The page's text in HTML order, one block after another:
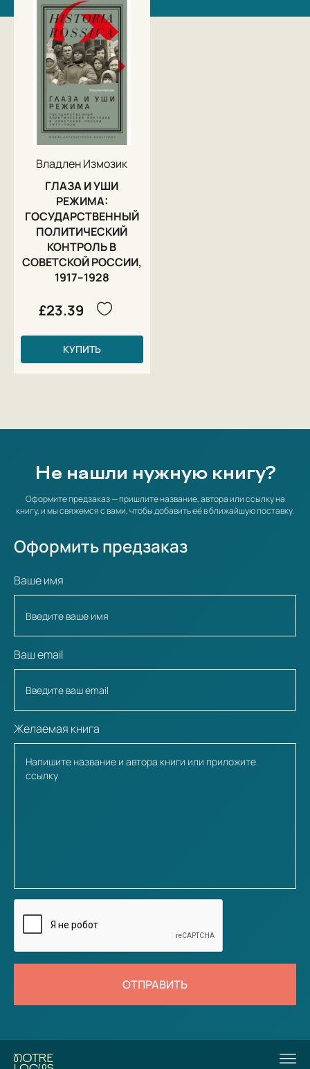
Владлен Измозик
ГЛАЗА И УШИ
РЕЖИМА:
ГОСУДАРСТВЕННЫЙ
ПОЛИТИЧЕСКИЙ
КОНТРОЛЬ В
СОВЕТСКОЙ РОССИИ,
1917–1928
£23.39
КУПИТЬ
Не нашли нужную книгу?
Оформите предзаказ — пришлите название, автора или ссылку на
книгу, и мы свяжемся с вами, чтобы добавить её в ближайшую поставку.
Оформить предзаказ
Ваше имя
Ваш email
Желаемая книга
ОТПРАВИТЬ